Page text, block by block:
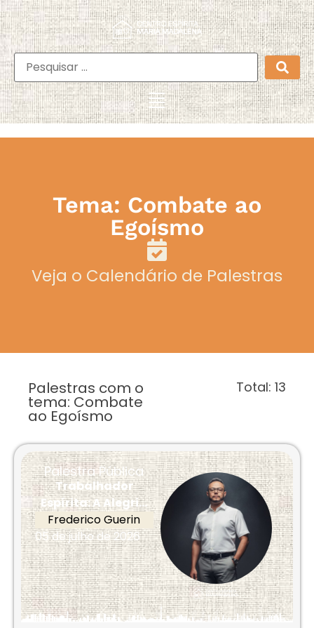
Tema: Combate ao
Egoísmo
Veja o Calendário de Palestras
Palestras com o
tema: Combate
ao Egoísmo
Total: 13
Palestra Pública
Trabalhador
Espírita: A Alegri...
Frederico Guerin
05 de julho de 2026